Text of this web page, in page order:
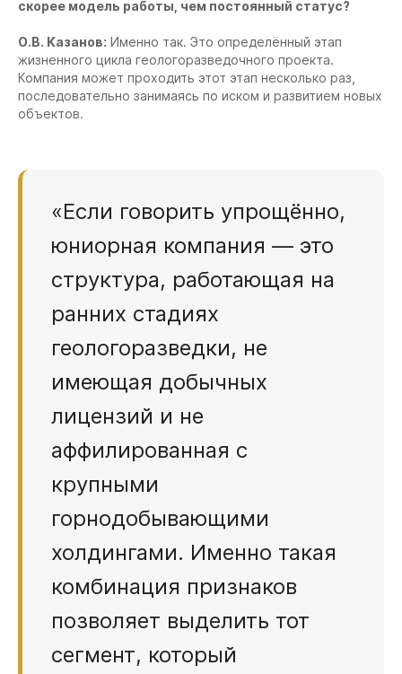
скорее модель работы, чем постоянный статус?
О.В. Казанов: Именно так. Это определённый этап
жизненного цикла геологоразведочного проекта.
Компания может проходить этот этап несколько раз,
последовательно занимаясь по иском и развитием новых
объектов.
«Если говорить упрощённо,
юниорная компания — это
структура, работающая на
ранних стадиях
геологоразведки, не
имеющая добычных
лицензий и не
аффилированная с
крупными
горнодобывающими
холдингами. Именно такая
комбинация признаков
позволяет выделить тот
сегмент, который